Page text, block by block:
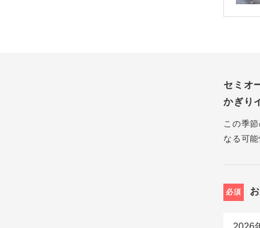
セミオ
かぎり
この季
なる可
必須